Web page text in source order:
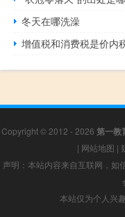
冬天在哪洗澡
Copyright © 2012 - 2026 第一教
| 网站地图 |
声明：本站内容来自互联网，如
本站仅为个人兴